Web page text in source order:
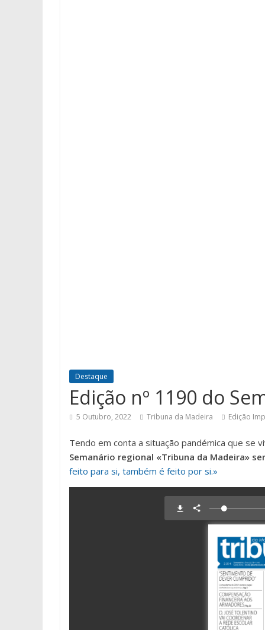
Destaque
Edição nº 1190 do
5 Outubro, 2022 Tribuna da Madeira Edição
Tendo em conta a situação pandémica que se
Semanário regional «Tribuna da Madeira»
feito para si, também é feito por si.»